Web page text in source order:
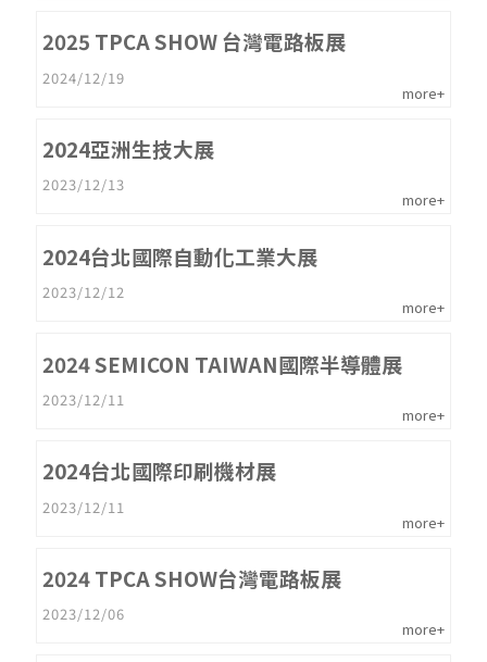
2025 TPCA SHOW 台灣電路板展
2024/12/19
more+
2024亞洲生技大展
2023/12/13
more+
2024台北國際自動化工業大展
2023/12/12
more+
2024 SEMICON TAIWAN國際半導體展
2023/12/11
more+
2024台北國際印刷機材展
2023/12/11
more+
2024 TPCA SHOW台灣電路板展
2023/12/06
more+